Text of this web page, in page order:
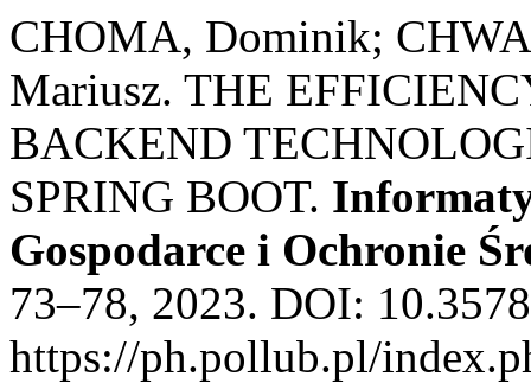
CHOMA, Dominik;
Mariusz. THE
BACKEND
SPRING BOOT.
Gospodarce i Ochronie
73–78, 2023. DOI:
https://ph.pollub.pl/